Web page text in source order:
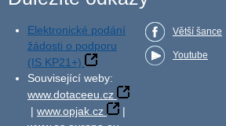
Elektronické podání
žádosti o podporu
(IS KP21+)
Související weby:
www.dotaceeu.cz
| www.opjak.cz
|
Větší šance
Youtube